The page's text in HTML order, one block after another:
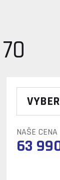
NAŠE CENA
63